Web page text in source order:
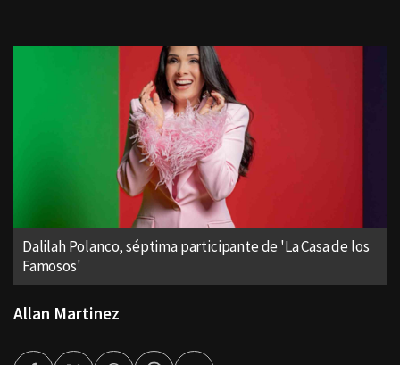
Dalilah Polanco, séptima participante de 'La Casa de los
Famosos'
Allan Martinez